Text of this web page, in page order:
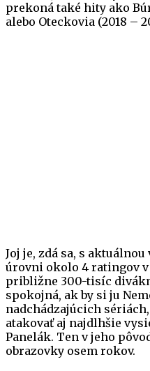
prekoná také hity ako
alebo Oteckovia (2018 –
Joj je, zdá sa, s
úrovni okolo 4 ratingov
približne 300-tisíc
spokojná, ak by si ju
nadchádzajúcich
atakovať aj najdlhšie
Panelák. Ten v jeho
obrazovky osem rokov.